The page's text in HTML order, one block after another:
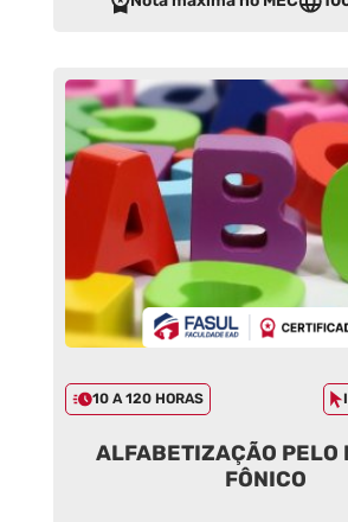
10 A 120 HORAS
ALFABETIZAÇÃO PELO
FÔNICO